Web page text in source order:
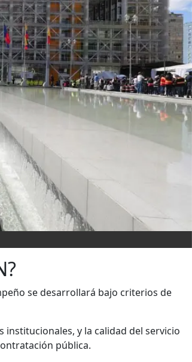
se desarrollará bajo criterios de
y la calidad del servicio
pública.